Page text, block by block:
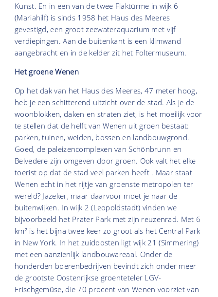
Kunst. En in een van de twee Flaktürme in wijk 6
(Mariahilf) is sinds 1958 het Haus des Meeres
gevestigd, een groot zeewateraquarium met vijf
verdiepingen. Aan de buitenkant is een klimwand
aangebracht en in de kelder zit het Foltermuseum.
Het groene Wenen
Op het dak van het Haus des Meeres, 47 meter hoog,
heb je een schitterend uitzicht over de stad. Als je de
woonblokken, daken en straten ziet, is het moeilijk voor
te stellen dat de helft van Wenen uit groen bestaat:
parken, tuinen, weiden, bossen en landbouwgrond.
Goed, de paleizencomplexen van Schönbrunn en
Belvedere zijn omgeven door groen. Ook valt het elke
toerist op dat de stad veel parken heeft . Maar staat
Wenen echt in het rijtje van groenste metropolen ter
wereld? Jazeker, maar daarvoor moet je naar de
buitenwijken. In wijk 2 (Leopoldstadt) vinden we
bijvoorbeeld het Prater Park met zijn reuzenrad. Met 6
km² is het bijna twee keer zo groot als het Central Park
in New York. In het zuidoosten ligt wijk 21 (Simmering)
met een aanzienlijk landbouwareaal. Onder de
honderden boerenbedrijven bevindt zich onder meer
de grootste Oostenrijkse groenteteler LGV-
Frischgemüse, die 70 procent van Wenen voorziet van